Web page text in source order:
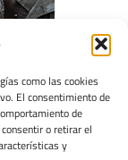
como las cookies
El consentimiento de
de
o retirar el
y